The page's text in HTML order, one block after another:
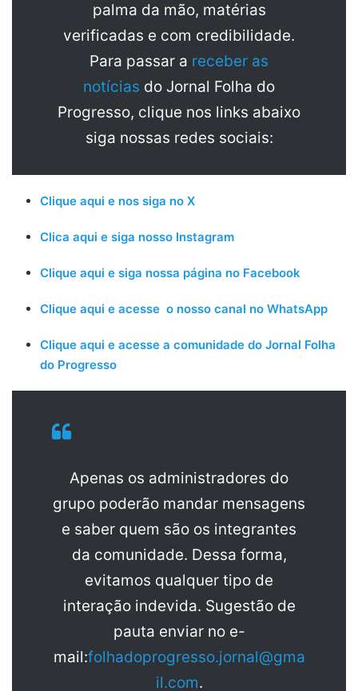
palma da mão, matérias
verificadas e com credibilidade.
Para passar a receber as
notícias do Jornal Folha do
Progresso, clique nos links abaixo
siga nossas redes sociais:
Clique aqui e nos siga no X
Clica aqui e siga nosso Instagram
Clique aqui e siga nossa página no Facebook
Clique aqui e acesse o nosso canal no WhatsApp
Clique aqui e acesse a comunidade do Jornal Folha
do Progresso
Apenas os administradores do
grupo poderão mandar mensagens
e saber quem são os integrantes
da comunidade. Dessa forma,
evitamos qualquer tipo de
interação indevida. Sugestão de
pauta enviar no e-
mail:folhadoprogresso.jornal@gma
il.com.